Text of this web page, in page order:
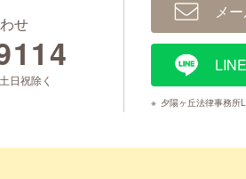
せ
日祝除く
メ
※ 夕陽ヶ丘法律事務所